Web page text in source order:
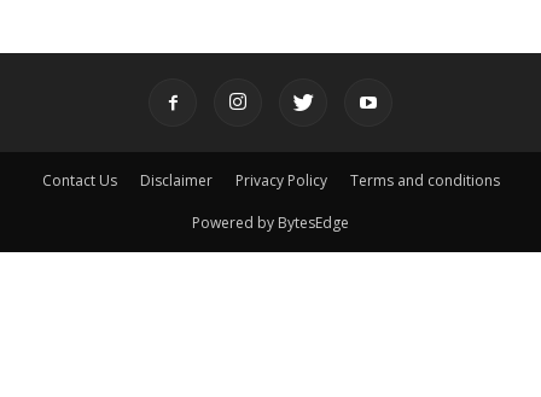
Contact Us Disclaimer Privacy Policy Terms and conditions
Powered by BytesEdge